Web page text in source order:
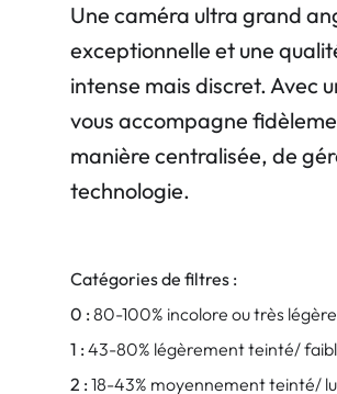
Une caméra ultra grand
exceptionnelle et une
intense mais discret. Avec
vous accompagne
manière centralisée, de
technologie.
Catégories de filtres :
0 : 80-100% incolore ou très
1 : 43-80% légèrement teinté/
2 : 18-43% moyennement teinté/